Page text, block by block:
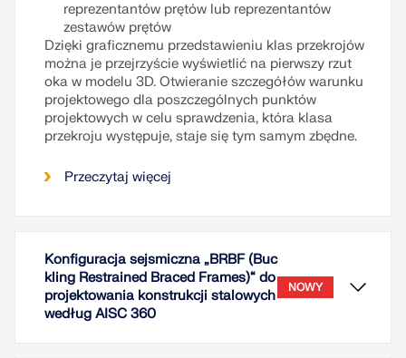
reprezentantów prętów lub reprezentantów
zestawów prętów
Dzięki graficznemu przedstawieniu klas przekrojów
można je przejrzyście wyświetlić na pierwszy rzut
oka w modelu 3D. Otwieranie szczegółów warunku
projektowego dla poszczególnych punktów
projektowych w celu sprawdzenia, która klasa
przekroju występuje, staje się tym samym zbędne.
Przeczytaj więcej
Konfiguracja sejsmiczna „BRBF (Buc
kling Restrained Braced Frames)“ do
projektowania konstrukcji stalowych
według AISC 360
NOWY